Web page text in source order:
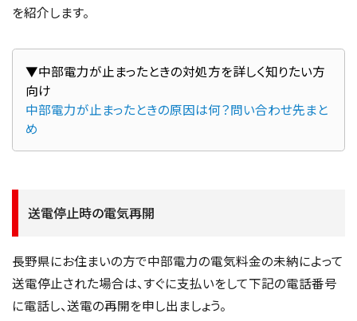
を紹介します。
▼中部電力が止まったときの対処方を詳しく知りたい方
中部電力が止まったときの原因は何？問い合わせ先まと
め
送電停止時の電気再開
長野県にお住まいの方で中部電力の電気料金の未納によって
送電停止された場合は、すぐに支払いをして下記の電話番号
に電話し、送電の再開を申し出ましょう。